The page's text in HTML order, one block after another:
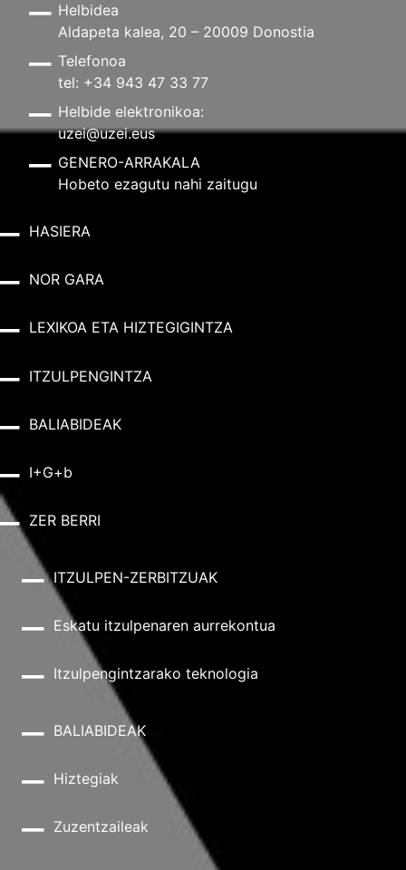
Helbidea
Aldapeta kalea, 20 – 20009 Donostia
Telefonoa
tel: +34 943 47 33 77
Helbide elektronikoa:
uzei@uzei.eus
GENERO-ARRAKALA
Hobeto ezagutu nahi zaitugu
HASIERA
NOR GARA
LEXIKOA ETA HIZTEGIGINTZA
ITZULPENGINTZA
BALIABIDEAK
I+G+b
ZER BERRI
ITZULPEN-ZERBITZUAK
Eskatu itzulpenaren aurrekontua
Itzulpengintzarako teknologia
BALIABIDEAK
Hiztegiak
Zuzentzaileak